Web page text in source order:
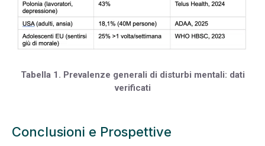
Tabella 1. Prevalenze generali di disturbi mentali: dati
verificati
Conclusioni e Prospettive